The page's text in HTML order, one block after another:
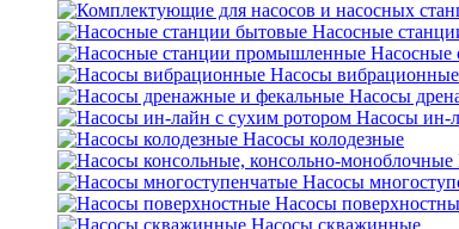
Насосные
Насосные
Насосы вибрационные
Насосы
Насосы ин-
Насосы колодезные
Насосы
Насосы
Насосы скважинные